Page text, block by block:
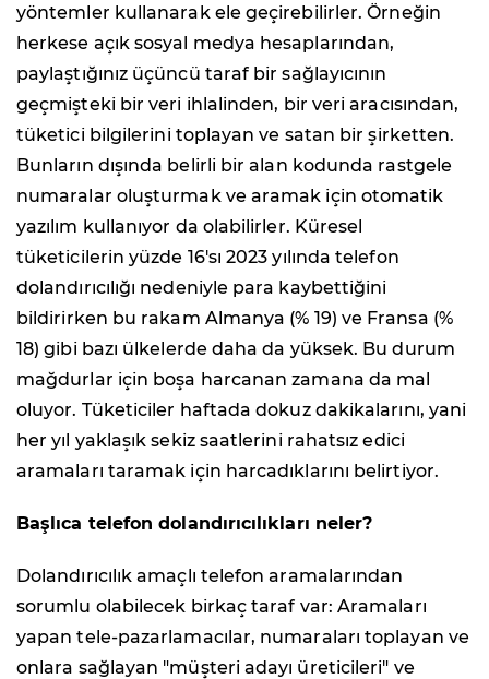
yöntemler kullanarak ele geçirebilirler. Örneğin
herkese açık sosyal medya hesaplarından,
paylaştığınız üçüncü taraf bir sağlayıcının
geçmişteki bir veri ihlalinden, bir veri aracısından,
tüketici bilgilerini toplayan ve satan bir şirketten.
Bunların dışında belirli bir alan kodunda rastgele
numaralar oluşturmak ve aramak için otomatik
yazılım kullanıyor da olabilirler. Küresel
tüketicilerin yüzde 16'sı 2023 yılında telefon
dolandırıcılığı nedeniyle para kaybettiğini
bildirirken bu rakam Almanya (% 19) ve Fransa (%
18) gibi bazı ülkelerde daha da yüksek. Bu durum
mağdurlar için boşa harcanan zamana da mal
oluyor. Tüketiciler haftada dokuz dakikalarını, yani
her yıl yaklaşık sekiz saatlerini rahatsız edici
aramaları taramak için harcadıklarını belirtiyor.
Başlıca telefon dolandırıcılıkları neler?
Dolandırıcılık amaçlı telefon aramalarından
sorumlu olabilecek birkaç taraf var: Aramaları
yapan tele-pazarlamacılar, numaraları toplayan ve
onlara sağlayan "müşteri adayı üreticileri" ve